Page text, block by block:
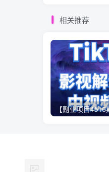
相关推荐